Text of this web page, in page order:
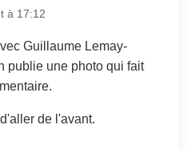
à 17:12
Guillaume Lemay-
publie une photo qui fait
de l'avant.